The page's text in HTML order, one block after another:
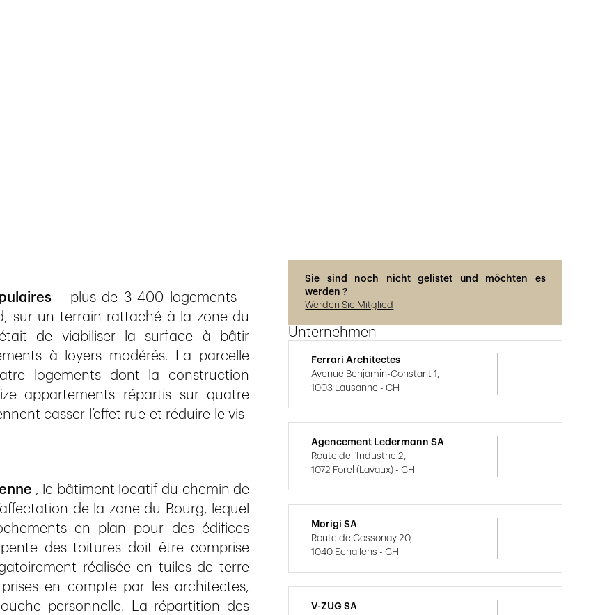
– plus de 3 400 logements –
sur un terrain rattaché à la zone du
était de viabiliser la surface à bâtir
à loyers modérés. La parcelle
logements dont la construction
appartements répartis sur quatre
casser l’effet rue et réduire le vis-
, le bâtiment locatif du chemin de
de la zone du Bourg, lequel
en plan pour des édifices
des toitures doit être comprise
réalisée en tuiles de terre
en compte par les architectes,
personnelle. La répartition des
Sie sind noch nicht gelistet und möchten es
werden ?
Werden Sie Mitglied
Unternehmen
Ferrari Architectes
Avenue Benjamin-Constant 1,
1003 Lausanne - CH
Agencement Ledermann SA
Route de l'Industrie 2,
1072 Forel (Lavaux) - CH
Morigi SA
Route de Cossonay 20,
1040 Echallens - CH
V-ZUG SA